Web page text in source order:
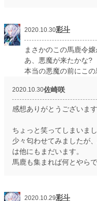
2020.10.30彩斗
まさかのこの馬鹿令
あ、悪魔が来たかな?
本当の悪魔の前にこ
2020.10.30佐崎咲
感想ありがとうございます
ちょっと笑ってしまいま
少々匂わせてみましたが
は他にもまだいます。
馬鹿も集まれば何とやらで
2020.10.29彩斗